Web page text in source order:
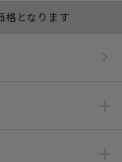
格となります